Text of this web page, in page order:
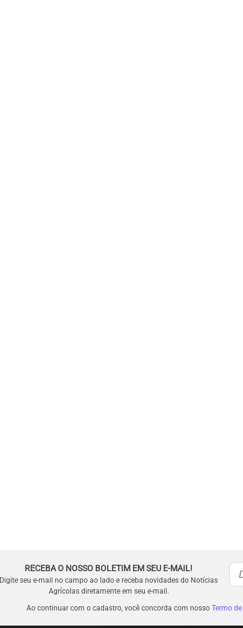
RECEBA O NOSSO BOLETIM EM SEU E-MAIL!
Digite seu e-mail no campo ao lado e receba novidades do Notícias
Agrícolas diretamente em seu e-mail.
Ao continuar com o cadastro, você concorda com nosso Termo